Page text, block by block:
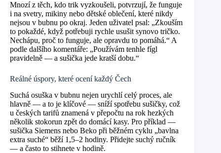
Mnozí z těch, kdo trik vyzkoušeli, potvrzují, že funguje
i na svetry, mikiny nebo dětské oblečení, které nikdy
nejsou v bubnu po okraj. Jeden uživatel psal: „Zkouším
to pokaždé, když potřebuji rychle usušit synovo tričko.
Nechápu, proč to funguje, ale opravdu to pomáhá.“ A
podle dalšího komentáře: „Používám tenhle fígl
pravidelně — a sušička jede kratší dobu.“
Reálné úspory, které ocení každý Čech
Suchá osuška v bubnu nejen urychlí celý proces, ale
hlavně — a to je klíčové — sníží spotřebu sušičky, což
u českých tarifů znamená v přepočtu na rok hezkých
několik stokorun zpět do domácí kasy. Pro příklad —
sušička Siemens nebo Beko při běžném cyklu „bavlna
extra suché“ běží 1,5–2 hodiny. Přidejte suchý ručník
— a často to stihnete v hodině.